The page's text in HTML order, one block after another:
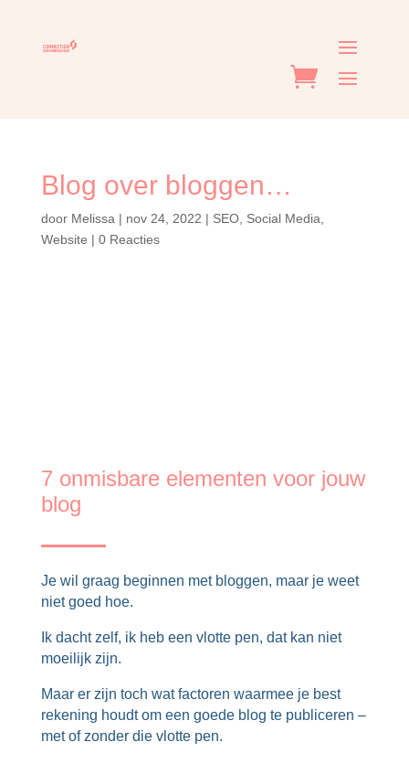
Blog over bloggen…
door Melissa | nov 24, 2022 | SEO, Social Media
Website | 0 Reacties
7 onmisbare elementen voor jouw
blog
Je wil graag beginnen met bloggen, maar je weet
niet goed hoe.
Ik dacht zelf, ik heb een vlotte pen, dat kan niet
moeilijk zijn.
Maar er zijn toch wat factoren waarmee je best
rekening houdt om een goede blog te publiceren –
met of zonder die vlotte pen.